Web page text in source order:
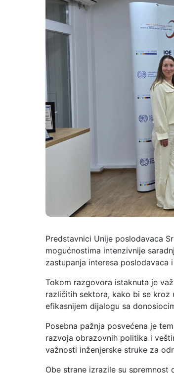
Predstavnici Unije poslodavaca
mogućnostima intenzivnije
zastupanja interesa poslodavaca
Tokom razgovora istaknuta je
različitih sektora, kako bi se kroz
efikasnijem dijalogu sa
Posebna pažnja posvećena je
razvoja obrazovnih politika i
važnosti inženjerske struke za
Obe strane izrazile su